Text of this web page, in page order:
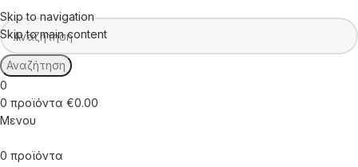
Skip to navigation
Skip to main content
Αναζήτηση
0
0 προϊόντα €0.00
Μενου
0 προϊόντα